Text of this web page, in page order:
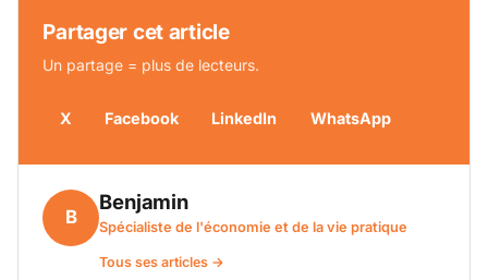
Partager cet article
Un partage = plus de lecteurs.
X Facebook LinkedIn WhatsApp
B
Benjamin
Spécialiste de l'économie et de la vie pratique
Tous ses articles →